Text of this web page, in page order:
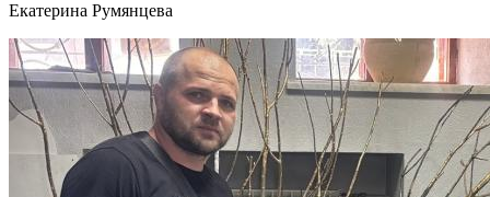
Екатерина Румянцева